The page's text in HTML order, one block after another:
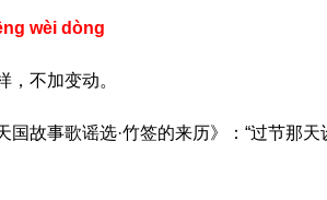
wèi dòng
，不加变动。
国故事歌谣选·竹签的来历》：“过节那